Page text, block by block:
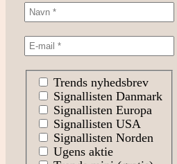
Trends nyhedsbrev
Signallisten Danmark
Signallisten Europa
Signallisten USA
Signallisten Norden
Ugens aktie